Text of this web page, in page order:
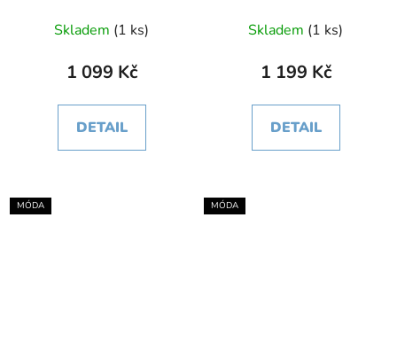
Skladem (1 ks)
1 099 Kč
DETAIL
Skladem (1 ks)
1 199 Kč
DETAIL
MÓDA MÓDA